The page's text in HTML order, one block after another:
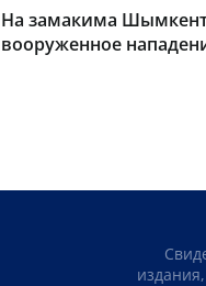
На замакима
вооруженное